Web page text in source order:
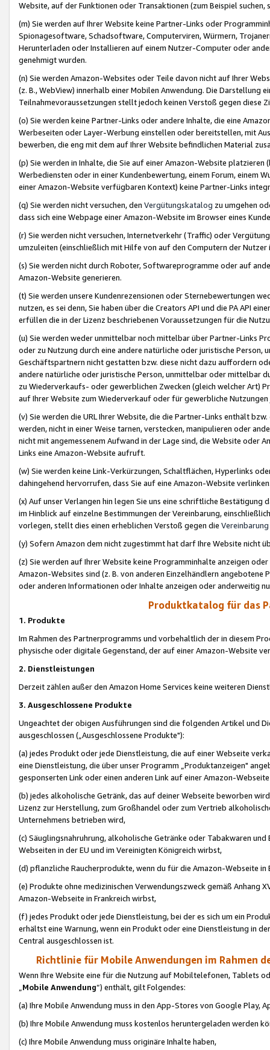
Website, auf der Funktionen oder Transaktionen (zum Beispiel
(m) Sie werden auf Ihrer Website keine Partner-Links oder
Spionagesoftware, Schadsoftware, Computerviren, Würmern,
Herunterladen oder Installieren auf einem Nutzer-Computer oder
genehmigt wurden.
(n) Sie werden Amazon-Websites oder Teile davon nicht auf Ihrer
(z. B., WebView) innerhalb einer Mobilen Anwendung. Die Darstellung
Teilnahmevoraussetzungen stellt jedoch keinen Verstoß gegen diese
(o) Sie werden keine Partner-Links oder andere Inhalte, die eine
Werbeseiten oder Layer-Werbung einstellen oder bereitstellen, mit
bewerben, die eng mit dem auf Ihrer Website befindlichen Material
(p) Sie werden in Inhalte, die Sie auf einer Amazon-Website
Werbediensten oder in einer Kundenbewertung, einem Forum, einem
einer Amazon-Website verfügbaren Kontext) keine Partner-Links
(q) Sie werden nicht versuchen, den Vergütungskatalog zu umgehen
dass sich eine Webpage einer Amazon-Website im Browser eines
(r) Sie werden nicht versuchen, Internetverkehr (Traffic) oder
umzuleiten (einschließlich mit Hilfe von auf den Computern der
(s) Sie werden nicht durch Roboter, Softwareprogramme oder auf
Amazon-Website generieren.
(t) Sie werden unsere Kundenrezensionen oder Sternebewertungen
nutzen, es sei denn, Sie haben über die Creators API und die PA API
erfüllen die in der Lizenz beschriebenen Voraussetzungen für die
(u) Sie werden weder unmittelbar noch mittelbar über Partner-Links
oder zu Nutzung durch eine andere natürliche oder juristische
Geschäftspartnern nicht gestatten bzw. diese nicht dazu auffordern
andere natürliche oder juristische Person, unmittelbar oder mittelbar
zu Wiederverkaufs- oder gewerblichen Zwecken (gleich welcher Art)
auf Ihrer Website zum Wiederverkauf oder für gewerbliche
(v) Sie werden die URL Ihrer Website, die die Partner-Links enthält
werden, nicht in einer Weise tarnen, verstecken, manipulieren oder
nicht mit angemessenem Aufwand in der Lage sind, die Website oder
Links eine Amazon-Website aufruft.
(w) Sie werden keine Link-Verkürzungen, Schaltflächen, Hyperlinks
dahingehend hervorrufen, dass Sie auf eine Amazon-Website
(x) Auf unser Verlangen hin legen Sie uns eine schriftliche
im Hinblick auf einzelne Bestimmungen der Vereinbarung,
vorlegen, stellt dies einen erheblichen Verstoß gegen die Vereinbarung
(y) Sofern Amazon dem nicht zugestimmt hat darf Ihre Website nicht
(z) Sie werden auf Ihrer Website keine Programminhalte anzeigen
Amazon-Websites sind (z. B. von anderen Einzelhändlern
oder anderen Informationen oder Inhalte anzeigen oder anderweitig
Produktkatalog für das
1. Produkte
Im Rahmen des Partnerprogramms und vorbehaltlich der in diesem
physische oder digitale Gegenstand, der auf einer Amazon-Website
2. Dienstleistungen
Derzeit zählen außer den Amazon Home Services keine weiteren
3. Ausgeschlossene Produkte
Ungeachtet der obigen Ausführungen sind die folgenden Artikel und
ausgeschlossen („Ausgeschlossene Produkte"):
(a) jedes Produkt oder jede Dienstleistung, die auf einer Webseite
eine Dienstleistung, die über unser Programm „Produktanzeigen"
gesponserten Link oder einen anderen Link auf einer Amazon-
(b) jedes alkoholische Getränk, das auf deiner Webseite beworben
Lizenz zur Herstellung, zum Großhandel oder zum Vertrieb
Unternehmens betrieben wird,
(c) Säuglingsnahruhrung, alkoholische Getränke oder Tabakwaren
Webseiten in der EU und im Vereinigten Königreich wirbst,
(d) pflanzliche Raucherprodukte, wenn du für die Amazon-Webseite in
(e) Produkte ohne medizinischen Verwendungszweck gemäß Anhang
Amazon-Webseite in Frankreich wirbst,
(f) jedes Produkt oder jede Dienstleistung, bei der es sich um ein
erhältst eine Warnung, wenn ein Produkt oder eine Dienstleistung in
Central ausgeschlossen ist.
Richtlinie für Mobile Anwendungen im Rahmen
Wenn Ihre Website eine für die Nutzung auf Mobiltelefonen, Tablets
„Mobile Anwendung“) enthält, gilt Folgendes:
(a) Ihre Mobile Anwendung muss in den App-Stores von Google Play,
(b) Ihre Mobile Anwendung muss kostenlos heruntergeladen werden
(c) Ihre Mobile Anwendung muss originäre Inhalte haben,